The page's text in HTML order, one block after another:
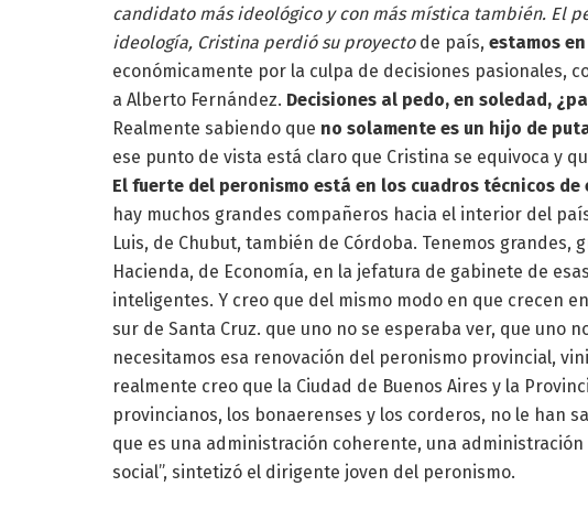
candidato más ideológico y con más mística también. El
ideología, Cristina perdió su proyecto de país, estamos
económicamente por la culpa de decisiones pasionales,
a Alberto Fernández. Decisiones al pedo, en soledad,
Realmente sabiendo que no solamente es un hijo de
ese punto de vista está claro que Cristina se equivoca y
El fuerte del peronismo está en los cuadros técnicos
hay muchos grandes compañeros hacia el interior del
Luis, de Chubut, también de Córdoba. Tenemos
Hacienda, de Economía, en la jefatura de gabinete de
inteligentes. Y creo que del mismo modo en que crecen
sur de Santa Cruz. que uno no se esperaba ver, que uno
necesitamos esa renovación del peronismo provincial,
realmente creo que la Ciudad de Buenos Aires y la
provincianos, los bonaerenses y los corderos, no le han
que es una administración coherente, una
social”, sintetizó el dirigente joven del peronismo.